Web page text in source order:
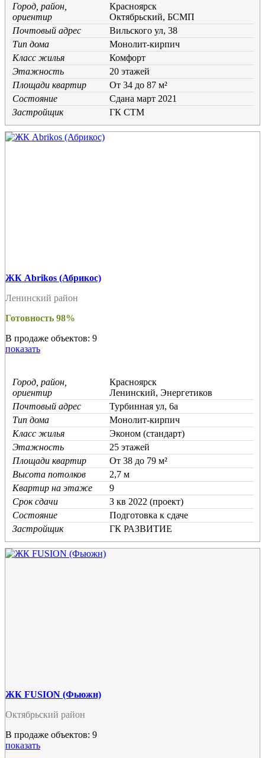
Город, район,
ориентир
Красноярск
Октябрьский, БСМП
Почтовый адрес
Вильского ул, 38
Тип дома
Монолит-кирпич
Класс жилья
Комфорт
Этажность
20 этажей
Площади квартир
От 34 до 87 м²
Состояние
Cдана март 2021
Застройщик
ГК СТМ
ЖК Abrikos (Абрикос)
Ленинский район
Готовность 98%
В продаже объектов: 9
показать
Город, район,
ориентир
Красноярск
Ленинский, Энергетиков
Почтовый адрес
Турбинная ул, 6а
Тип дома
Монолит-кирпич
Класс жилья
Эконом (стандарт)
Этажность
25 этажей
Площади квартир
От 38 до 79 м²
Высота потолков
2,7 м
Квартир на этаже
9
Срок сдачи
3 кв 2022 (проект)
Состояние
Подготовка к сдаче
Застройщик
ГК РАЗВИТИЕ
ЖК FUSION (Фьюжн)
Октябрьский район
В продаже объектов: 9
показать